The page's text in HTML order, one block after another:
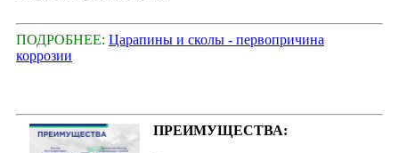
ПОДРОБНЕЕ: Царапины и сколы - первопричина
коррозии
ПРЕИМУЩЕСТВА: